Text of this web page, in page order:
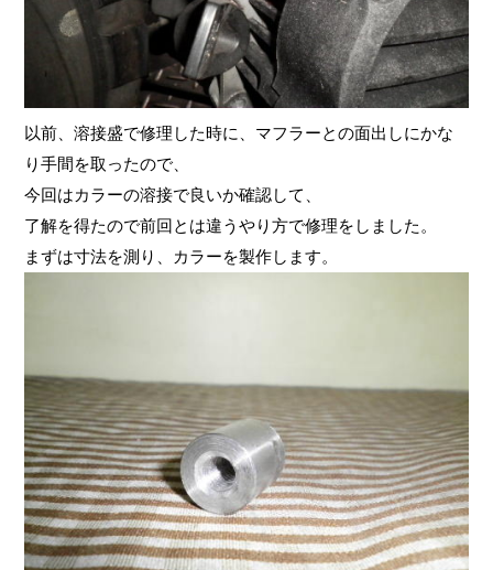
以前、溶接盛で修理した時に、マフラーとの面出しにかな
り手間を取ったので、
今回はカラーの溶接で良いか確認して、
了解を得たので前回とは違うやり方で修理をしました。
まずは寸法を測り、カラーを製作します。